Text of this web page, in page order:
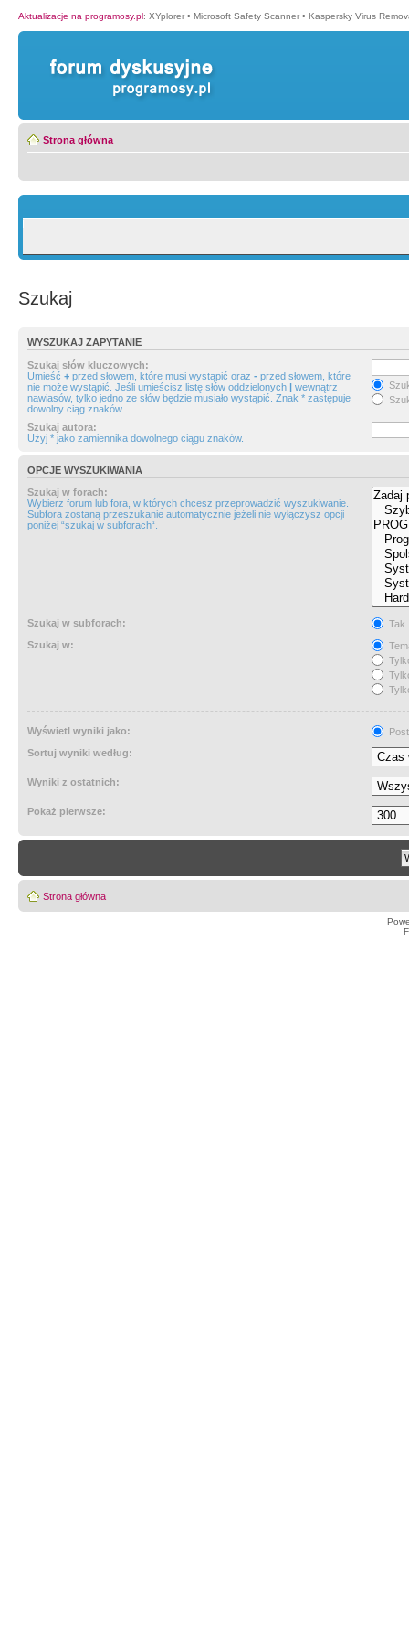
Aktualizacje na programosy.pl: XYplorer • Microsoft Safety Scanner • Kaspersky Virus
Strona główna
Szukaj
WYSZUKAJ ZAPYTANIE
Szukaj słów kluczowych:
Umieść + przed słowem, które musi wystąpić oraz - przed słowem, które
nie może wystąpić. Jeśli umieścisz listę słów oddzielonych | wewnątrz
nawiasów, tylko jedno ze słów będzie musiało wystąpić. Znak * zastępuje
dowolny ciąg znaków.
Szukaj autora:
Użyj * jako zamiennika dowolnego ciągu znaków.
OPCJE WYSZUKIWANIA
Szukaj w forach:
Wybierz forum lub fora, w których chcesz przeprowadzić wyszukiwanie.
Subfora zostaną przeszukanie automatycznie jeżeli nie wyłączysz opcji
poniżej “szukaj w subforach“.
Szukaj w subforach:
Tak
Szukaj w:
Wyświetl wyniki jako:
Sortuj wyniki według:
Wyniki z ostatnich:
Pokaż pierwsze:
Strona główna